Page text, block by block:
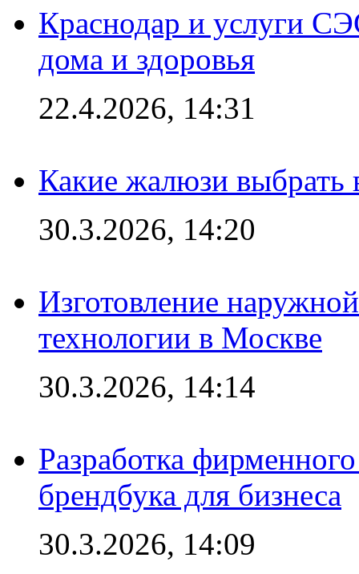
Краснодар и услуги
дома и здоровья
22.4.2026, 14:31
Какие жалюзи выбрать
30.3.2026, 14:20
Изготовление
технологии в Москве
30.3.2026, 14:14
Разработка
брендбука для бизнеса
30.3.2026, 14:09